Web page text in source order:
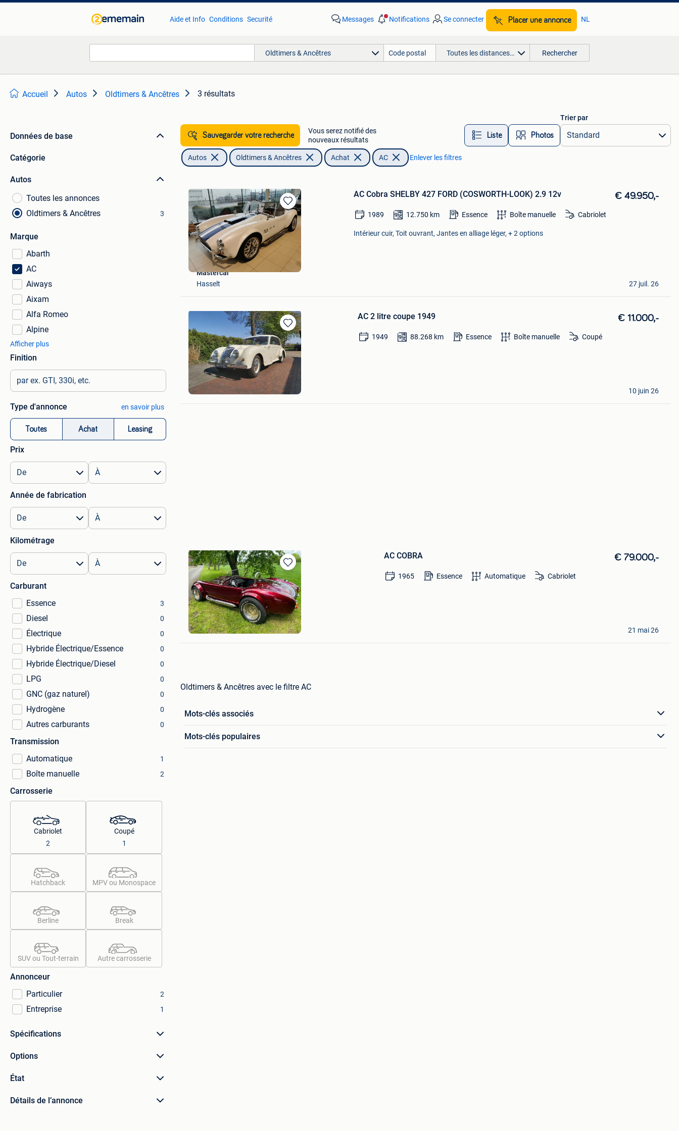
Aide et Info Conditions Securité Messages Notifications Se connecter Placer une annonce NL
Oldtimers & Ancêtres Toutes les distances… Rechercher
Accueil Autos Oldtimers & Ancêtres 3 résultats
Données de base
Catégorie
Autos
Toutes les annonces
Oldtimers & Ancêtres
3
Marque
Abarth
AC
Aiways
Aixam
Alfa Romeo
Alpine
Afficher plus
Finition
Type d'annonce en savoir plus
Toutes Achat Leasing
Prix
Année de fabrication
Kilométrage
Carburant
Essence
3
Diesel 0
Électrique 0
Hybride Électrique/Essence 0
Hybride Électrique/Diesel 0
LPG 0
GNC (gaz naturel) 0
Hydrogène 0
Autres carburants 0
Transmission
Automatique
1
Boîte manuelle 2
Carrosserie
Cabriolet
2
Coupé
1
Hatchback MPV ou Monospace
Berline Break
SUV ou Tout-terrain Autre carrosserie
Annonceur
Particulier
2
Entreprise 1
Spécifications
Options
État
Détails de l’annonce
Sauvegarder votre recherche
Vous serez notifié des
nouveaux résultats
Liste Photos
Trier par
Autos Oldtimers & Ancêtres Achat AC Enlever les filtres
Sauvegarder
dans
Mes
Favoris
AC Cobra SHELBY 427 FORD (COSWORTH-LOOK) 2.9 12v € 49.950,-
1989 12.750 km Essence Boîte manuelle Cabriolet
Intérieur cuir, Toit ouvrant, Jantes en alliage léger, + 2 options
Mastercar
Hasselt
27 juil. 26
Sauvegarder
dans
Mes
Favoris
AC 2 litre coupe 1949 € 11.000,-
1949 88.268 km Essence Boîte manuelle Coupé
Bram
Coevorden
10 juin 26
Sauvegarder
dans
Mes
Favoris
AC COBRA € 79.000,-
1965 Essence Automatique Cabriolet
REINHOLD WICHERT
GELDERN
21 mai 26
Oldtimers & Ancêtres avec le filtre AC
Mots-clés associés
Mots-clés populaires